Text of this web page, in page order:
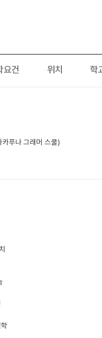
요건 위치 학
푸나 그래머 스쿨)